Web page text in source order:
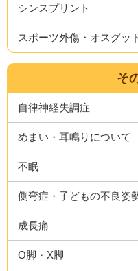
シンスプリント
スポーツ外傷・オスグッ
そ
自律神経失調症
めまい・耳鳴りについて
不眠
側弯症・子どもの不良姿
成長痛
O脚・X脚